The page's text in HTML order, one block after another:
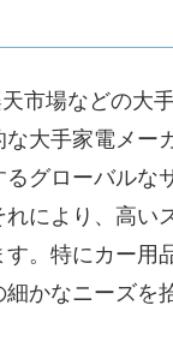
市場などの大
大手家電メー
グローバルな
により、高
。特にカー
かなニーズ